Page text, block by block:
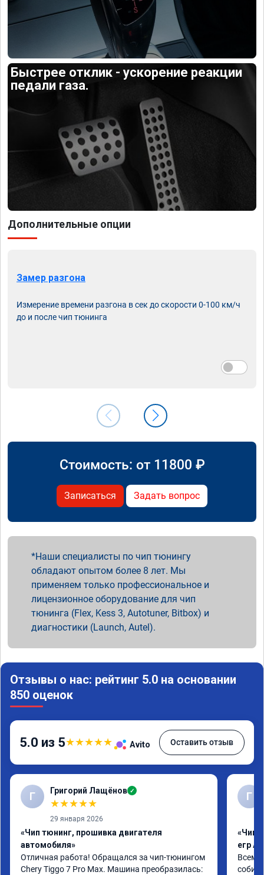
Быстрее отклик - ускорение реакции
педали газа.
Дополнительные опции
Замер разгона
Измерение времени разгона в сек до скорости 0-100 км/ч
до и после чип тюнинга
Стоимость: от 11800 ₽
Записаться Задать вопрос
Наши специалисты по чип тюнингу
обладают опытом более 8 лет. Мы
применяем только профессиональное и
лицензионное оборудование для чип
тюнинга (Flex, Kess 3, Autotuner, Bitbox) и
диагностики (Launch, Autel).
Отзывы о нас: рейтинг 5.0 на основании
850 оценок
5.0 из 5★★★★★ Avito Оставить отзыв
Г Григорий Лащёнов ✓
★★★★★
29 января 2026
«Чип тюнинг, прошивка двигателя
автомобиля»
Отличная работа! Обращался за чип-тюнингом
Chery Tiggo 7 Pro Max. Машина преобразилась:
Г
«Чип
егр
Всем